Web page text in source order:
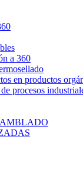
a 360
en productos
procesos